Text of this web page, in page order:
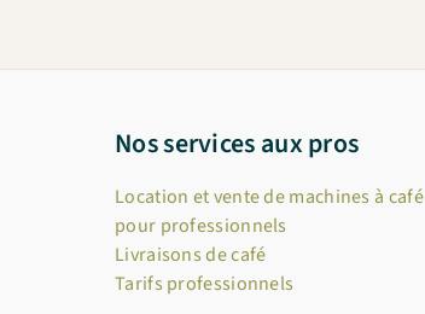
Nos services aux pros
Location et vente de machines à café
pour professionnels
Livraisons de café
Tarifs professionnels